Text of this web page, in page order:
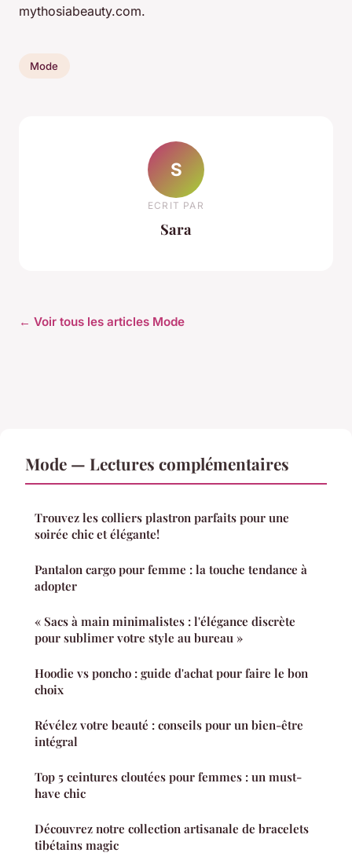
mythosiabeauty.com.
Mode
S
ECRIT PAR
Sara
← Voir tous les articles Mode
Mode — Lectures complémentaires
Trouvez les colliers plastron parfaits pour une
soirée chic et élégante!
Pantalon cargo pour femme : la touche tendance à
adopter
« Sacs à main minimalistes : l'élégance discrète
pour sublimer votre style au bureau »
Hoodie vs poncho : guide d'achat pour faire le bon
choix
Révélez votre beauté : conseils pour un bien-être
intégral
Top 5 ceintures cloutées pour femmes : un must-
have chic
Découvrez notre collection artisanale de bracelets
tibétains magic